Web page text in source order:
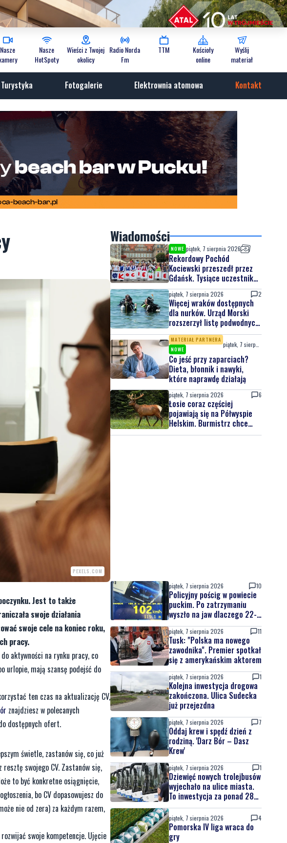
Nasze
Nasze
HotSpoty
Wieści z Twojej
okolicy
Radio Norda
Fm
TTM
Kościoły
online
Wyślij
materiał
Turystyka Fotogalerie Elektrownia atomowa Kontakt
PEXELS.COM
Jest to także
swoje działania
swoje cele na koniec roku,
pracy.
aktywności na rynku pracy, co
urlopie, mają szansę podejść do
ten czas na aktualizację CV,
znajdziesz w polecanych
dostępnych ofert.
świetle, zastanów się, co już
swojego CV. Zastanów się,
to być konkretne osiągnięcie,
bo CV dopasowujesz do
nie od zera) za każdym razem,
swoje kompetencje. Ujęcie
Wiadomości
NOWE piątek, 7 sierpnia 2026
Rekordowy Pochód
Kociewski przeszedł przez
Gdańsk. Tysiące uczestników
na jubileuszowej edycji
piątek, 7 sierpnia 2026 2
Więcej wraków dostępnych
dla nurków. Urząd Morski
rozszerzył listę podwodnych
atrakcji
MATERIAŁ PARTNERA
NOWE
Co jeść przy zaparciach?
Dieta, błonnik i nawyki,
które naprawdę działają
piątek, 7 sierpnia 2026 6
Łosie coraz częściej
pojawiają się na Półwyspie
Helskim. Burmistrz chce
nowych znaków drogowych
piątek, 7 sierpnia 2026 10
Policyjny pościg w powiecie
puckim. Po zatrzymaniu
wyszło na jaw dlaczego 22-
latek uciekał
piątek, 7 sierpnia 2026 11
Tusk: "Polska ma nowego
zawodnika". Premier spotkał
się z amerykańskim aktorem
piątek, 7 sierpnia 2026 1
Kolejna inwestycja drogowa
zakończona. Ulica Sudecka
już przejezdna
piątek, 7 sierpnia 2026 7
Oddaj krew i spędź dzień z
rodziną. 'Darz Bór – Dasz
Krew'
piątek, 7 sierpnia 2026 1
Dziewięć nowych trolejbusów
wyjechało na ulice miasta.
To inwestycja za ponad 28
mln zł
piątek, 7 sierpnia 2026 4
Pomorska IV liga wraca do
gry